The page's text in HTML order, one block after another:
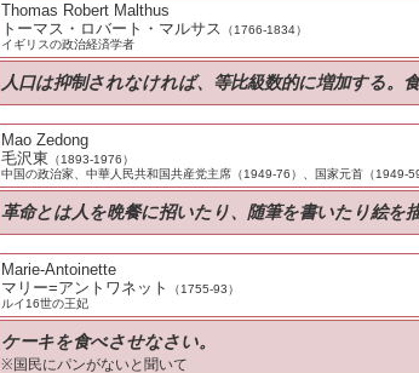
Thomas Robert Malthus
トーマス・ロバート・マルサス （1766-1834）
イギリスの政治経済学者
人口は抑制されなければ、等比級数的に増加する。
Mao Zedong
毛沢東 （1893-1976）
中国の政治家、中華人民共和国共産党主席（1949-76）、国家元首（1949-59
革命とは人を晩餐に招いたり、随筆を書いたり絵を
Marie-Antoinette
マリー=アントワネット
（1755-93）
ルイ16世の王妃
ケーキを食べさせなさい。
※国民にパンがないと聞いて